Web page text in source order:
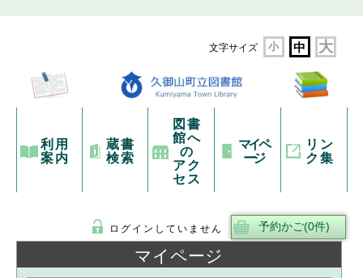
文字サイズ 小 中 大
利用
案内
蔵書
検索
図書
館へ
の
アク
セス
マイペ
ージ
リン
ク集
ログインしていません
マイページ